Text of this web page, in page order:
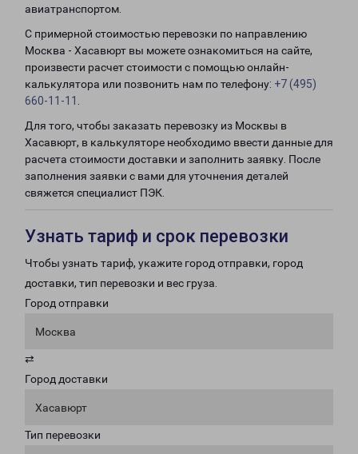
авиатранспортом.
С примерной стоимостью перевозки по направлению
Москва - Хасавюрт вы можете ознакомиться на сайте,
произвести расчет стоимости с помощью онлайн-
калькулятора или позвонить нам по телефону: +7 (495)
660-11-11
Для того, чтобы заказать перевозку из Москвы в
Хасавюрт, в калькуляторе необходимо ввести данные для
расчета стоимости доставки и заполнить заявку. После
заполнения заявки с вами для уточнения деталей
свяжется специалист ПЭК.
Узнать тариф и срок перевозки
Чтобы узнать тариф, укажите город отправки, город
доставки, тип перевозки и вес груза.
Город отправки
Москва
⇄
Город доставки
Хасавюрт
Тип перевозки